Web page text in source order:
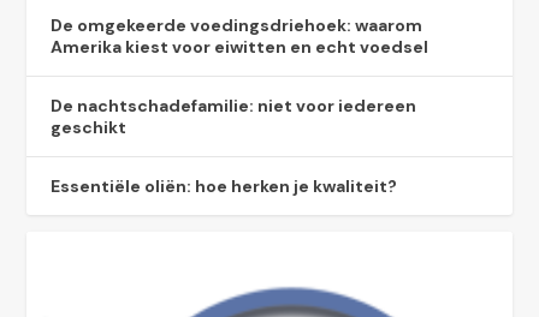
De omgekeerde voedingsdriehoek: waarom
Amerika kiest voor eiwitten en echt voedsel
De nachtschadefamilie: niet voor iedereen
geschikt
Essentiële oliën: hoe herken je kwaliteit?